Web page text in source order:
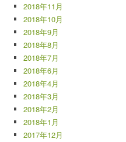
2018年11月
2018年10月
2018年9月
2018年8月
2018年7月
2018年6月
2018年4月
2018年3月
2018年2月
2018年1月
2017年12月